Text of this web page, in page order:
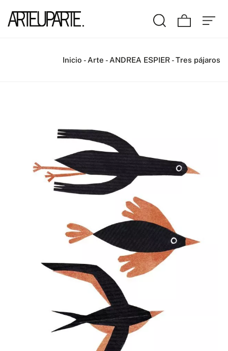
Inicio - Arte - ANDREA ESPIER -Tres pájaros